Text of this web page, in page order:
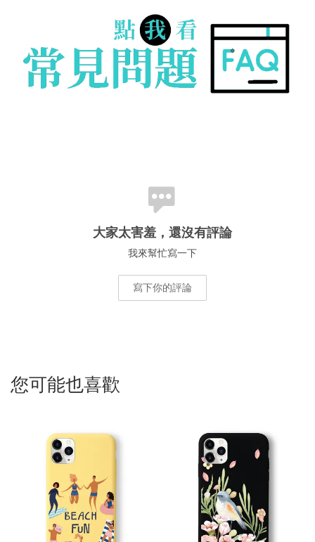
大家太害羞，還沒有評論
我來幫忙寫一下
寫下你的評論
您可能也喜歡